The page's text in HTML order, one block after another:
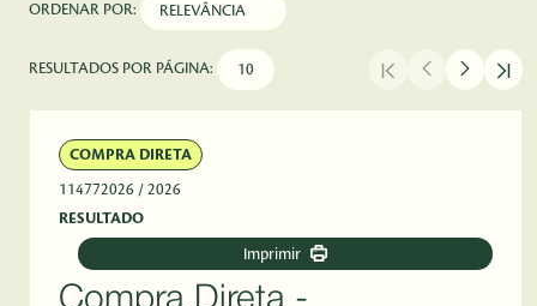
ORDENAR POR:
RESULTADOS POR PÁGINA:
COMPRA DIRETA
114772026 / 2026
RESULTADO
Imprimir